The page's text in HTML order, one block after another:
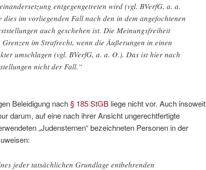
entgegengetreten wird (vgl. BVerfG, a. a.
dies im vorliegenden Fall nach den in dem angefochtenen
auch geschehen ist. Die Meinungsfreiheit
im Strafrecht, wenn die Äußerungen in einen
umschlagen (vgl. BVerfG, a. a. O.). Das ist hier nach
nicht der Fall.“
Beleidigung nach§ 185 StGBliege nicht vor. Auch insoweit
darum, auf eine nach ihrer Ansicht ungerechtfertigte
„Judensternen“ bezeichneten Personen in der
jeder tatsächlichen Grundlage entbehrenden